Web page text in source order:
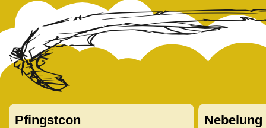
Pfingstcon Nebelung